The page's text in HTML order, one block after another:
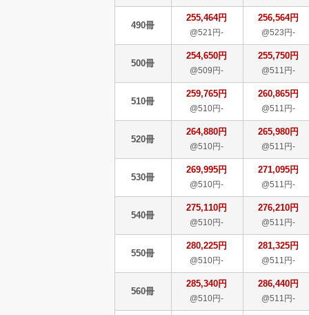
490冊
255,464円
@521円-
256,564円
@523円-
500冊
254,650円
@509円-
255,750円
@511円-
510冊
259,765円
@510円-
260,865円
@511円-
520冊
264,880円
@510円-
265,980円
@511円-
530冊
269,995円
@510円-
271,095円
@511円-
540冊
275,110円
@510円-
276,210円
@511円-
550冊
280,225円
@510円-
281,325円
@511円-
560冊
285,340円
@510円-
286,440円
@511円-